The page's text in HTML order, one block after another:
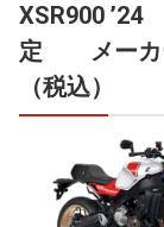
XSR900
定 メーカ
（税込）